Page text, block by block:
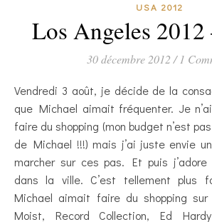
USA 2012
Los Angeles 2012
30 décembre 2012 / 1
Vendredi 3 août, je décide de la consacrer aux magasins
que Michael aimait fréquenter. Je n’ai
faire du shopping (mon budget n’est
de Michael !!!) mais j’ai juste envie
marcher sur ces pas. Et puis
dans la ville. C’est tellement plus
Michael aimait faire du shopping sur
Moist, Record Collection, Ed